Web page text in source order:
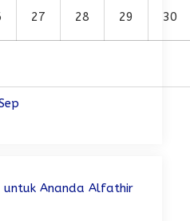
27 28 29 30
untuk Ananda Alfathir